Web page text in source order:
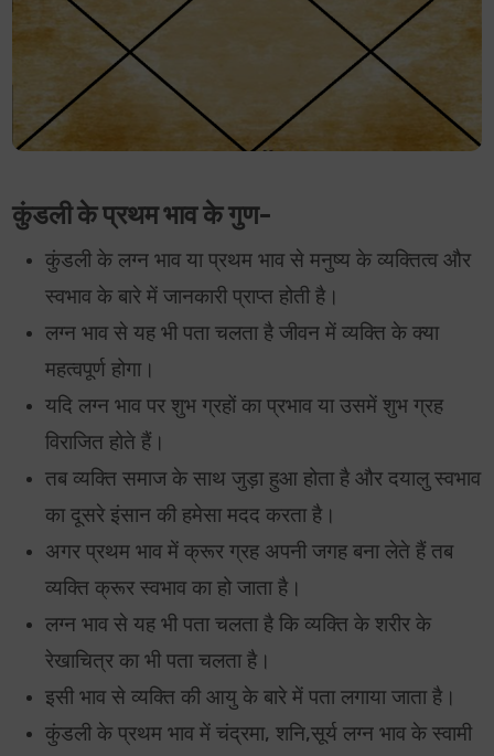
कुंडली के प्रथम भाव के गुण-
कुंडली के लग्न भाव या प्रथम भाव से मनुष्य के व्यक्तित्व और
स्वभाव के बारे में जानकारी प्राप्त होती है।
लग्न भाव से यह भी पता चलता है जीवन में व्यक्ति के क्या
महत्वपूर्ण होगा।
यदि लग्न भाव पर शुभ ग्रहों का प्रभाव या उसमें शुभ ग्रह
विराजित होते हैं।
तब व्यक्ति समाज के साथ जुड़ा हुआ होता है और दयालु स्वभाव
का दूसरे इंसान की हमेसा मदद करता है।
अगर प्रथम भाव में क्रूर ग्रह अपनी जगह बना लेते हैं तब
व्यक्ति क्रूर स्वभाव का हो जाता है।
लग्न भाव से यह भी पता चलता है कि व्यक्ति के शरीर के
रेखाचित्र का भी पता चलता है।
इसी भाव से व्यक्ति की आयु के बारे में पता लगाया जाता है।
कुंडली के प्रथम भाव में चंद्रमा, शनि,सूर्य लग्न भाव के स्वामी